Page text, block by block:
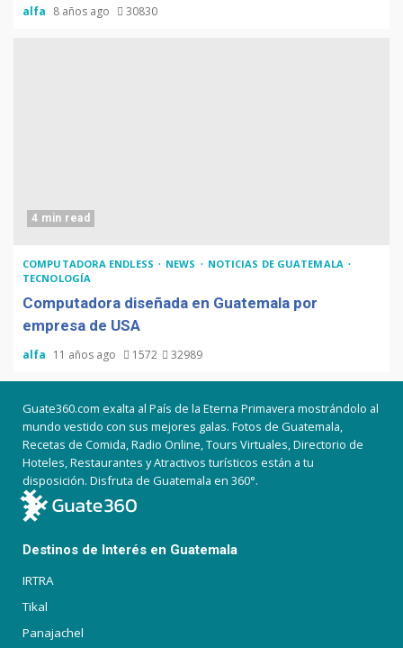
alfa 8 años ago 30830
4 min read
COMPUTADORA ENDLESS NEWS
NOTICIAS DE GUATEMALA
TECNOLOGÍA
Computadora diseñada en Guatemala por
empresa de USA
alfa 11 años ago 1572 32989
Guate360.com exalta al País de la Eterna Primavera mostrándolo al
mundo vestido con sus mejores galas. Fotos de Guatemala,
Recetas de Comida, Radio Online, Tours Virtuales, Directorio de
Hoteles, Restaurantes y Atractivos turísticos están a tu
disposición. Disfruta de Guatemala en 360°.
Destinos de Interés en Guatemala
IRTRA
Tikal
Panajachel